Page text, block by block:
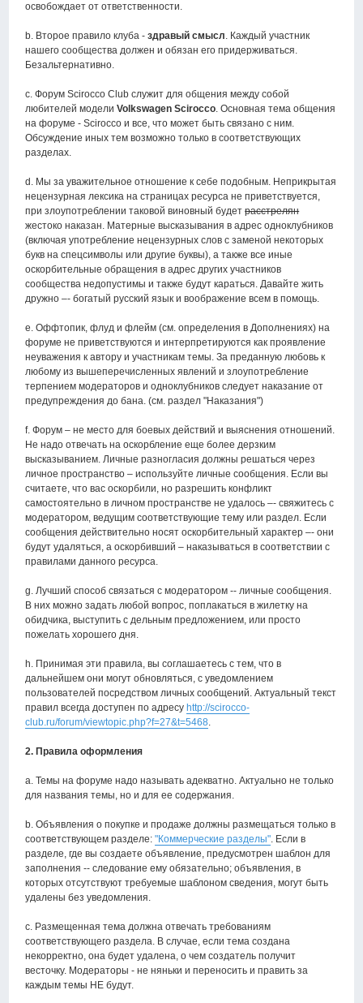
освобождает от ответственности.
b. Второе правило клуба -здравый смысл. Каждый участник
нашего сообщества должен и обязан его придерживаться.
Безальтернативно.
c. Форум Scirocco Club служит для общения между собой
любителей моделиVolkswagen Scirocco. Основная тема общения
на форуме - Scirocco и все, что может быть связано с ним.
Обсуждение иных тем возможно только в соответствующих
разделах.
d. Мы за уважительное отношение к себе подобным. Неприкрытая
нецензурная лексика на страницах ресурса не приветствуется,
при злоупотреблении таковой виновный будетрасстрелян
жестоко наказан. Матерные высказывания в адрес одноклубников
(включая употребление нецензурных слов с заменой некоторых
букв на спецсимволы или другие буквы), а также все иные
оскорбительные обращения в адрес других участников
сообщества недопустимы и также будут караться. Давайте жить
дружно –- богатый русский язык и воображение всем в помощь.
e. Оффтопик, флуд и флейм (см. определения в Дополнениях) на
форуме не приветствуются и интерпретируются как проявление
неуважения к автору и участникам темы. За преданную любовь к
любому из вышеперечисленных явлений и злоупотребление
терпением модераторов и одноклубников следует наказание от
предупреждения до бана. (см. раздел "Наказания")
f. Форум – не место для боевых действий и выяснения отношений.
Не надо отвечать на оскорбление еще более дерзким
высказыванием. Личные разногласия должны решаться через
личное пространство – используйте личные сообщения. Если вы
считаете, что вас оскорбили, но разрешить конфликт
самостоятельно в личном пространстве не удалось –- свяжитесь с
модератором, ведущим соответствующие тему или раздел. Если
сообщения действительно носят оскорбительный характер –- они
будут удаляться, а оскорбивший – наказываться в соответствии с
правилами данного ресурса.
g. Лучший способ связаться с модератором -- личные сообщения.
В них можно задать любой вопрос, поплакаться в жилетку на
обидчика, выступить с дельным предложением, или просто
пожелать хорошего дня.
h. Принимая эти правила, вы соглашаетесь с тем, что в
дальнейшем они могут обновляться, с уведомлением
пользователей посредством личных сообщений. Актуальный текст
правил всегда доступен по адресу http://scirocco-
club.ru/forum/viewtopic.php?f=27&t=5468.
2. Правила оформления
a. Темы на форуме надо называть адекватно. Актуально не только
для названия темы, но и для ее содержания.
b. Объявления о покупке и продаже должны размещаться только в
соответствующем разделе:"Коммерческие разделы". Если в
разделе, где вы создаете объявление, предусмотрен шаблон для
заполнения -- следование ему обязательно; объявления, в
которых отсутствуют требуемые шаблоном сведения, могут быть
удалены без уведомления.
с. Размещенная тема должна отвечать требованиям
соответствующего раздела. В случае, если тема создана
некорректно, она будет удалена, о чем создатель получит
весточку. Модераторы - не няньки и переносить и править за
каждым темы НЕ будут.